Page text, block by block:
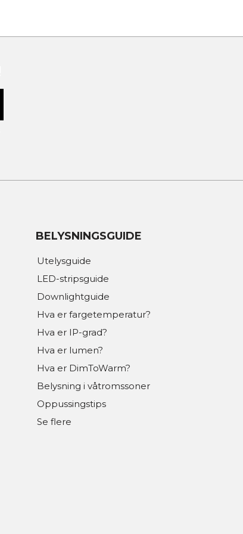
BELYSNINGSGUIDE
Utelysguide
LED-stripsguide
Downlightguide
Hva er fargetemperatur?
Hva er IP-grad?
Hva er lumen?
Hva er DimToWarm?
Belysning i våtromssoner
Oppussingstips
Se flere